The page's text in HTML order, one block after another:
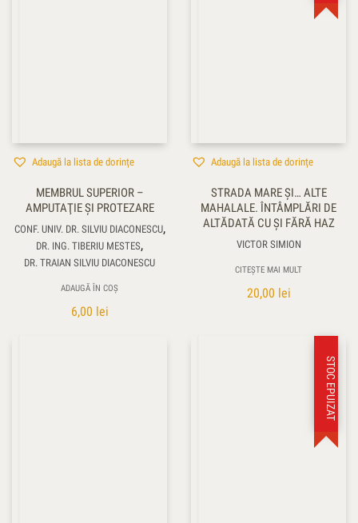
Adaugă la lista de dorințe
MEMBRUL SUPERIOR –
AMPUTAŢIE ŞI PROTEZARE
CONF. UNIV. DR. SILVIU DIACONESCU,
DR. ING. TIBERIU MESTES,
DR. TRAIAN SILVIU DIACONESCU
ADAUGĂ ÎN COȘ
6,00 lei
Adaugă la lista de dorințe
STRADA MARE ŞI… ALTE
MAHALALE. ÎNTÂMPLĂRI DE
ALTĂDATĂ CU ŞI FĂRĂ HAZ
VICTOR SIMION
CITEȘTE MAI MULT
20,00 lei
STOC EPUIZAT